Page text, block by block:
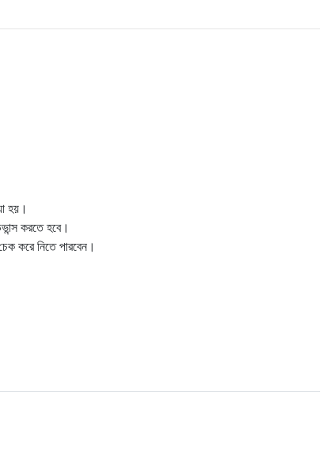
হয়।
করতে হবে।
করে নিতে পারবেন।